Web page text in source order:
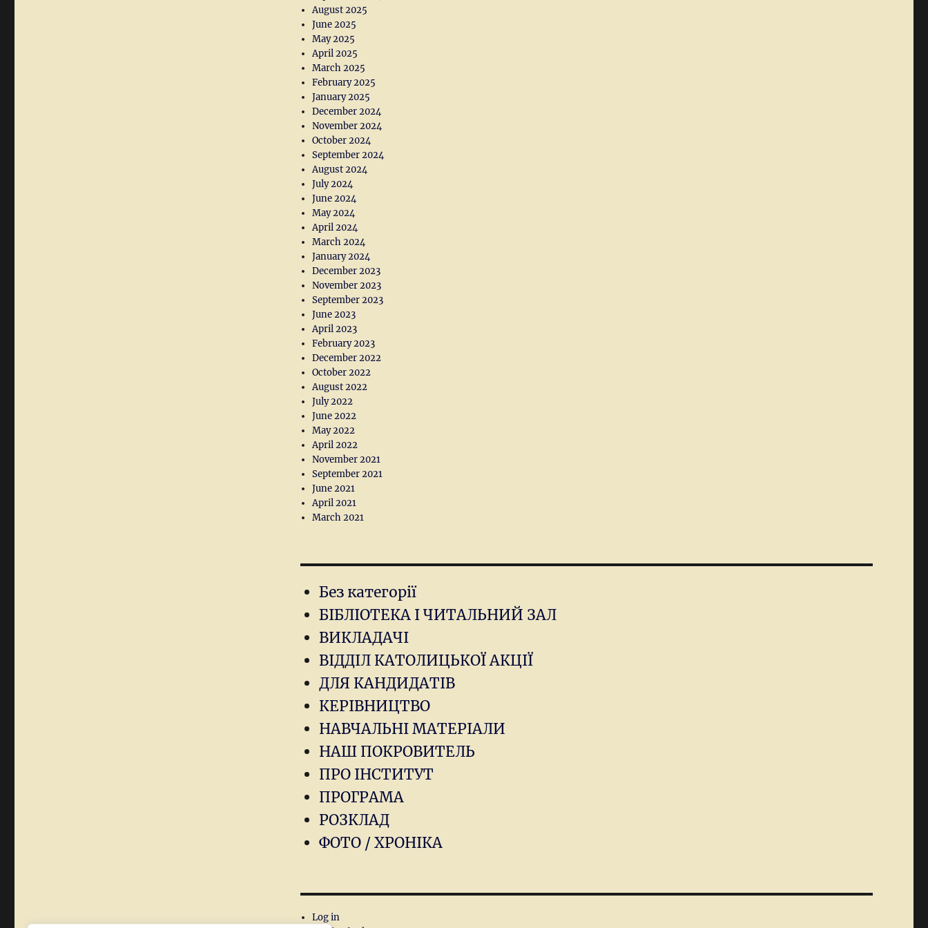
August 2025
June 2025
May 2025
April 2025
March 2025
February 2025
January 2025
December 2024
November 2024
October 2024
September 2024
August 2024
July 2024
June 2024
May 2024
April 2024
March 2024
January 2024
December 2023
November 2023
September 2023
June 2023
April 2023
February 2023
December 2022
October 2022
August 2022
July 2022
June 2022
May 2022
April 2022
November 2021
September 2021
June 2021
April 2021
March 2021
Без категорії
БІБЛІОТЕКА І ЧИТАЛЬНИЙ ЗАЛ
ВИКЛАДАЧІ
ВІДДІЛ КАТОЛИЦЬКОЇ АКЦІЇ
ДЛЯ КАНДИДАТІВ
КЕРІВНИЦТВО
НАВЧАЛЬНІ МАТЕРІАЛИ
НАШ ПОКРОВИТЕЛЬ
ПРО ІНСТИТУТ
ПРОГРАМА
РОЗКЛАД
ФОТО / ХРОНІКА
Log in